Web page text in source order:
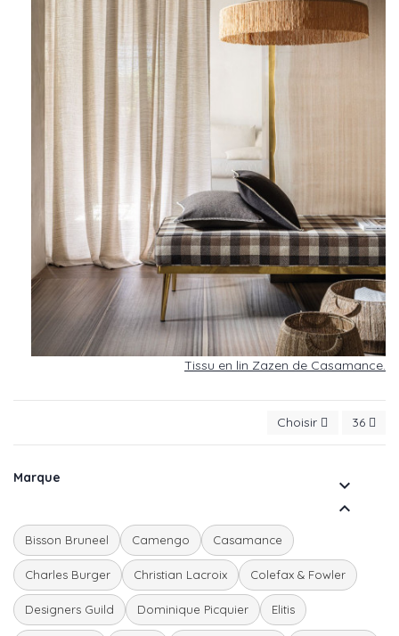
Tissu en lin Zazen de Casamance.
Choisir 36
Marque


Bisson Bruneel Camengo Casamance
Charles Burger Christian Lacroix Colefax & Fowler
Designers Guild Dominique Picquier Elitis